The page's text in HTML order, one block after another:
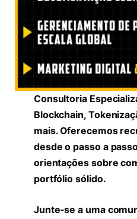
Consultoria
Blockchain,
mais. Oferecemos
desde o passo a
orientações sobre
portfólio sólido.
Junte-se a uma